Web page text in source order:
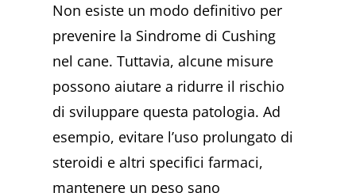
Non esiste un modo definitivo per
prevenire la Sindrome di Cushing
nel cane. Tuttavia, alcune misure
possono aiutare a ridurre il rischio
di sviluppare questa patologia. Ad
esempio, evitare l’uso prolungato di
steroidi e altri specifici farmaci,
mantenere un peso sano